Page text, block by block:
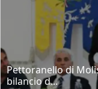
Pettoranello di
bilancio d...